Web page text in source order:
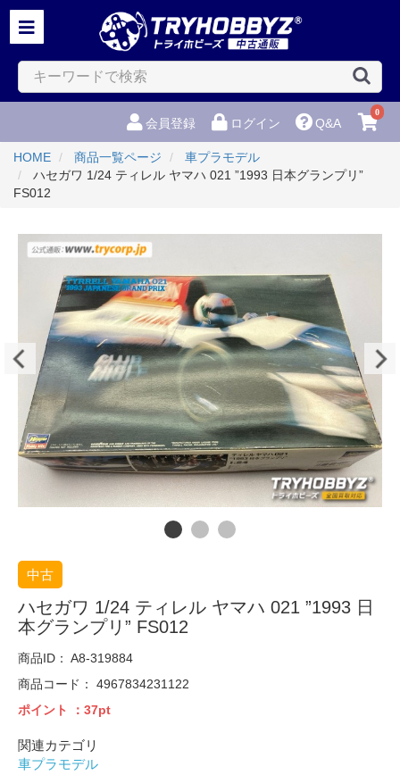
会員登録 ログイン Q&A
0
HOME 商品一覧ページ
車プラモデル
ハセガワ 1/24 ティレル ヤマハ 021 ”1993 日本グランプリ”
FS012
中古
ハセガワ 1/24 ティレル ヤマハ 021 ”1993 日
本グランプリ” FS012
商品ID： A8-319884
商品コード： 4967834231122
ポイント
：37pt
関連カテゴリ
車プラモデル